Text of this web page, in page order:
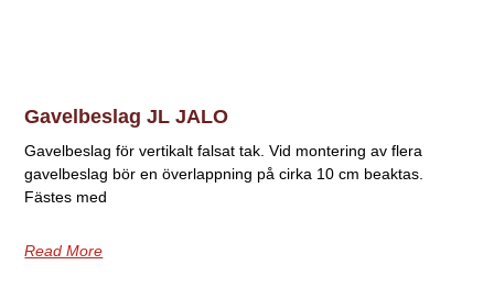
Gavelbeslag JL JALO
Gavelbeslag för vertikalt falsat tak. Vid montering av flera
gavelbeslag bör en överlappning på cirka 10 cm beaktas.
Fästes med
Read More